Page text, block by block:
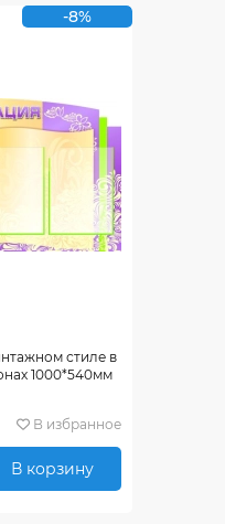
-8%
стиле в
1000*540мм
В избранное
В корзину